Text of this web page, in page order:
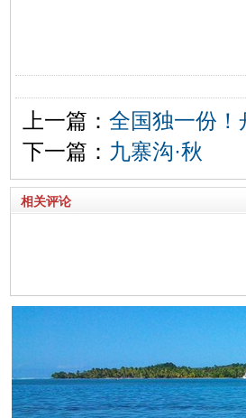
上一篇： 全国独一份！
下一篇： 九寨沟·秋
相关评论